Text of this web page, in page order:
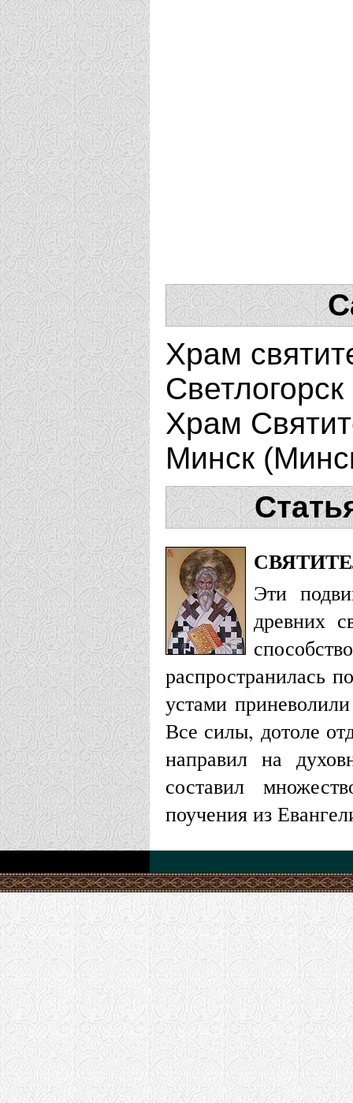
Храм
Храм
Минск
Эти
древних
распространилась
устами
Все силы, дотоле
направил на
составил
поучения из